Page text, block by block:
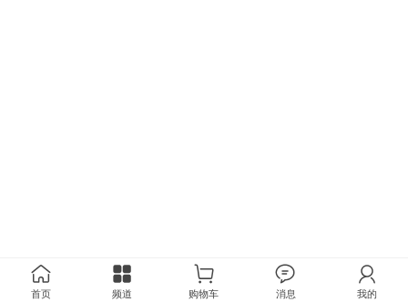
首页 频道 购物车 消息 我的